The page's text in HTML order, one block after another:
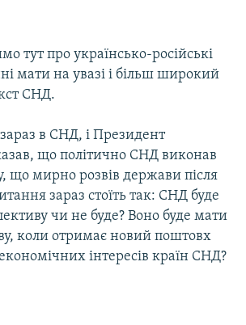
тут про українсько-російські
мати на увазі і більш широкий
СНД.
в СНД, і Президент
що політично СНД виконав
що мирно розвів держави після
зараз стоїть так: СНД буде
чи не буде? Воно буде мати
коли отримає новий поштовх
інтересів країн СНД?